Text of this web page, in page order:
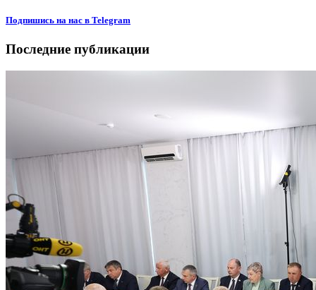
Подпишиcь на нас в Telegram
Последние публикации